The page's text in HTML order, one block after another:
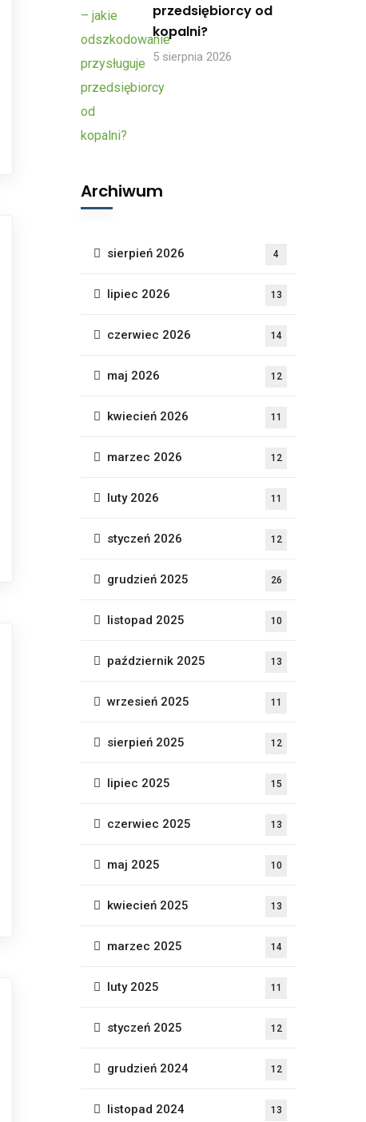
przedsiębiorcy od
kopalni?
5 sierpnia 2026
Archiwum
sierpień 2026 4
lipiec 2026 13
czerwiec 2026 14
maj 2026 12
kwiecień 2026 11
marzec 2026 12
luty 2026 11
styczeń 2026 12
grudzień 2025 26
listopad 2025 10
październik 2025 13
wrzesień 2025 11
sierpień 2025 12
lipiec 2025 15
czerwiec 2025 13
maj 2025 10
kwiecień 2025 13
marzec 2025 14
luty 2025 11
styczeń 2025 12
grudzień 2024 12
listopad 2024 13